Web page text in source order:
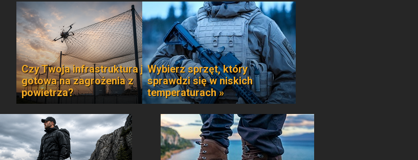
Czy Twoja infrastruktura jest
gotowa na zagrożenia z
powietrza?
Wybierz sprzęt, który
sprawdzi się w niskich
temperaturach »